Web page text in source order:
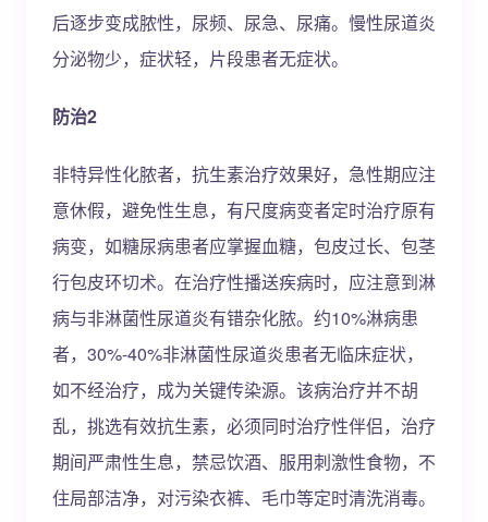
后逐步变成脓性，尿频、尿急、尿痛。慢性尿道炎
分泌物少，症状轻，片段患者无症状。
防治2
非特异性化脓者，抗生素治疗效果好，急性期应注
意休假，避免性生息，有尺度病变者定时治疗原有
病变，如糖尿病患者应掌握血糖，包皮过长、包茎
行包皮环切术。在治疗性播送疾病时，应注意到淋
病与非淋菌性尿道炎有错杂化脓。约10%淋病患
者，30%-40%非淋菌性尿道炎患者无临床症状，
如不经治疗，成为关键传染源。该病治疗并不胡
乱，挑选有效抗生素，必须同时治疗性伴侣，治疗
期间严肃性生息，禁忌饮酒、服用刺激性食物，不
住局部洁净，对污染衣裤、毛巾等定时清洗消毒。